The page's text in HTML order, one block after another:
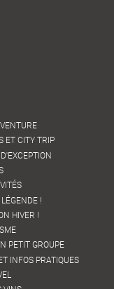
ET CITY TRIP
!
HIVER !
PETIT GROUPE
INFOS PRATIQUES